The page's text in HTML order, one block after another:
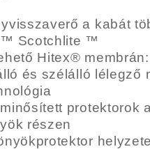
a kabát
™ Scotchlite ™
Hitex®
és szélálló lélegző
protektorok
részen